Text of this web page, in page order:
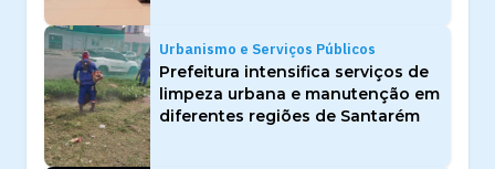
Urbanismo e Serviços Públicos
Prefeitura intensifica serviços de
limpeza urbana e manutenção em
diferentes regiões de Santarém